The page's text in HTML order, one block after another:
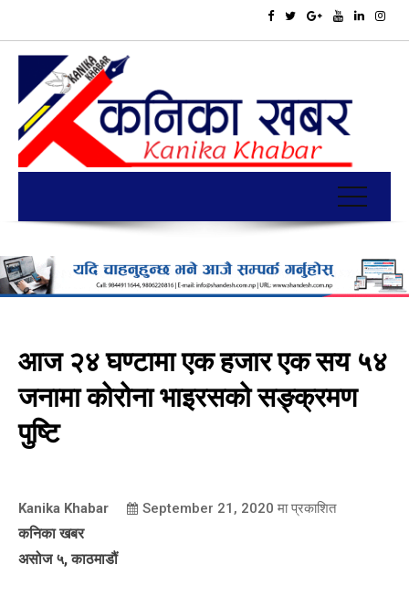
आज २४ घण्टामा एक हजार एक सय ५४
जनामा कोरोना भाइरसको सङ्क्रमण
पुष्टि
Kanika Khabar September 21, 2020 मा प्रकाशित
कनिका खबर
असोज ५, काठमाडौं